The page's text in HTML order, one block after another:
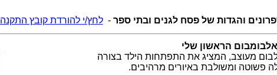
והגדות של פסח לגנים ובתי ספר-לחץ/י להורדת קובץ התקנה
הראשון שלי
מעוצב, המציג את התפתחות הילד בצורה
פשוטה ומשולבת באיורים מרהיבים.